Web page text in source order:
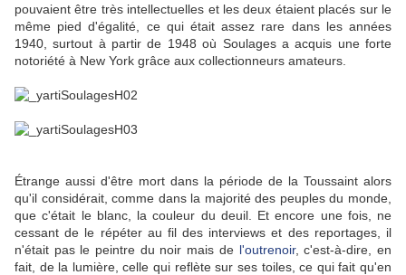
pouvaient être très intellectuelles et les deux étaient placés sur le
même pied d'égalité, ce qui était assez rare dans les années
1940, surtout à partir de 1948 où Soulages a acquis une forte
notoriété à New York grâce aux collectionneurs amateurs.
Étrange aussi d'être mort dans la période de la Toussaint alors
qu'il considérait, comme dans la majorité des peuples du monde,
que c'était le blanc, la couleur du deuil. Et encore une fois, ne
cessant de le répéter au fil des interviews et des reportages, il
n'était pas le peintre du noir mais de l'outrenoir, c'est-à-dire, en
fait, de la lumière, celle qui reflète sur ses toiles, ce qui fait qu'en